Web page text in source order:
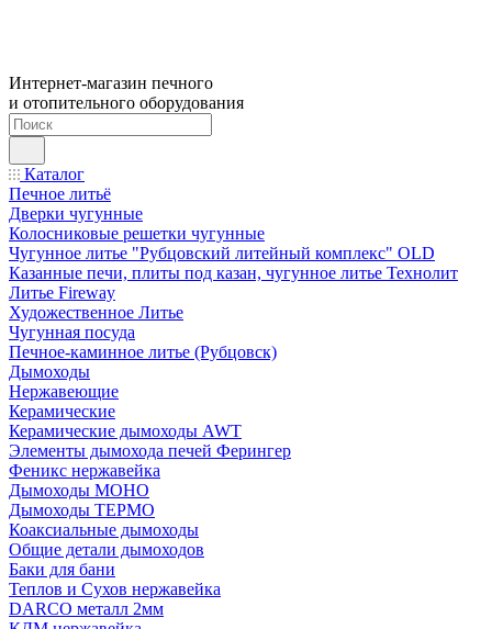
Интернет-магазин печного
и отопительного оборудования
Каталог
Печное литьё
Дверки чугунные
Колосниковые решетки чугунные
Чугунное литье "Рубцовский литейный комплекс" OLD
Казанные печи, плиты под казан, чугунное литье Технолит
Литье Fireway
Художественное Литье
Чугунная посуда
Печное-каминное литье (Рубцовск)
Дымоходы
Нержавеющие
Керамические
Керамические дымоходы AWT
Элементы дымохода печей Ферингер
Феникс нержавейка
Дымоходы МОНО
Дымоходы ТЕРМО
Коаксиальные дымоходы
Общие детали дымоходов
Баки для бани
Теплов и Сухов нержавейка
DARCO металл 2мм